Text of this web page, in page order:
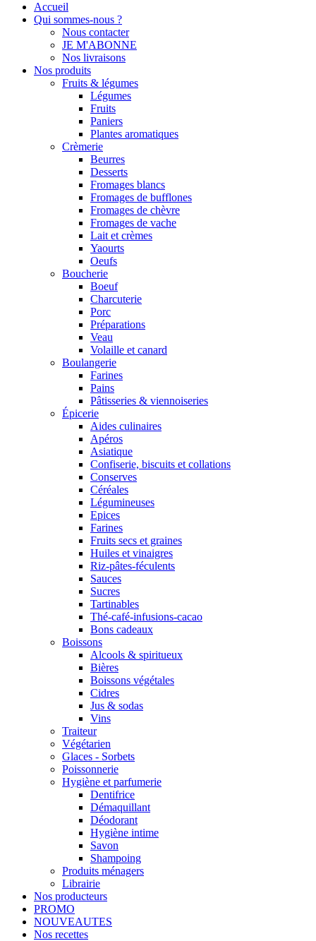
Accueil
Qui sommes-nous ?
Nous contacter
JE M'ABONNE
Nos livraisons
Nos produits
Fruits & légumes
Légumes
Fruits
Paniers
Plantes aromatiques
Crèmerie
Beurres
Desserts
Fromages blancs
Fromages de bufflones
Fromages de chèvre
Fromages de vache
Lait et crèmes
Yaourts
Oeufs
Boucherie
Boeuf
Charcuterie
Porc
Préparations
Veau
Volaille et canard
Boulangerie
Farines
Pains
Pâtisseries & viennoiseries
Épicerie
Aides culinaires
Apéros
Asiatique
Confiserie, biscuits et collations
Conserves
Céréales
Légumineuses
Epices
Farines
Fruits secs et graines
Huiles et vinaigres
Riz-pâtes-féculents
Sauces
Sucres
Tartinables
Thé-café-infusions-cacao
Bons cadeaux
Boissons
Alcools & spiritueux
Bières
Boissons végétales
Cidres
Jus & sodas
Vins
Traiteur
Végétarien
Glaces - Sorbets
Poissonnerie
Hygiène et parfumerie
Dentifrice
Démaquillant
Déodorant
Hygiène intime
Savon
Shampoing
Produits ménagers
Librairie
Nos producteurs
PROMO
NOUVEAUTES
Nos recettes